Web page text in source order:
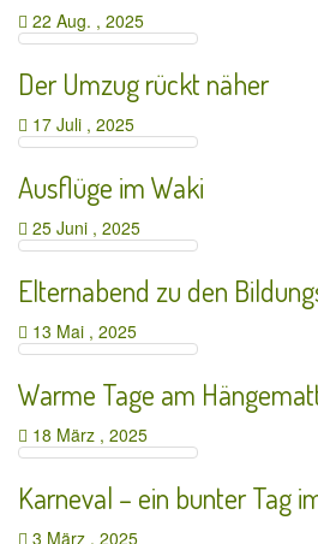
22 Aug. , 2025
Der Umzug rückt näher
17 Juli , 2025
Ausflüge im Waki
25 Juni , 2025
Elternabend zu den
13 Mai , 2025
Warme Tage am
18 März , 2025
Karneval – ein bunter Tag
3 März , 2025